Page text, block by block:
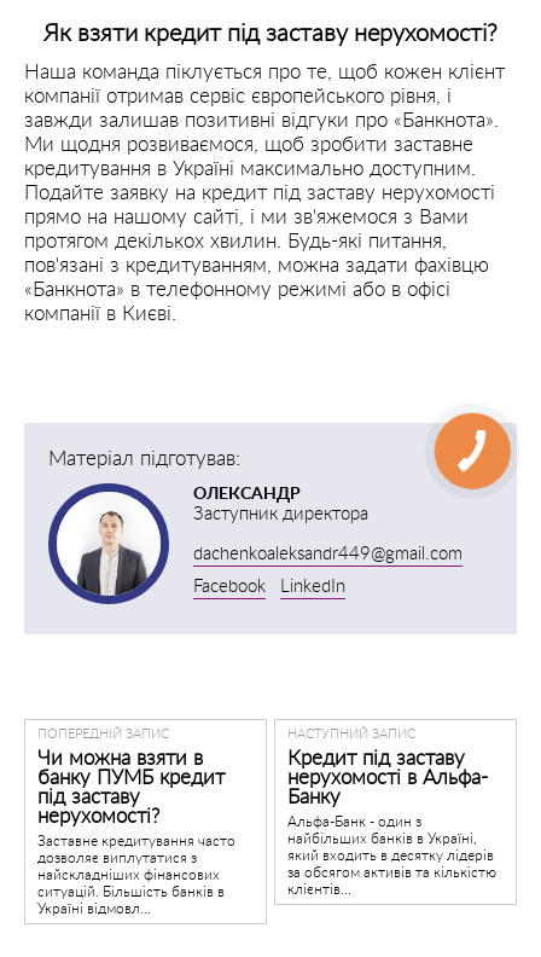
Як взяти кредит під заставу нерухомості?
Наша команда піклується про те, щоб кожен клієнт
компанії отримав сервіс європейського рівня, і
завжди залишав позитивні відгуки про «Банкнота».
Ми щодня розвиваємося, щоб зробити заставне
кредитування в Україні максимально доступним.
Подайте заявку на кредит під заставу нерухомості
прямо на нашому сайті, і ми зв'яжемося з Вами
протягом декількох хвилин. Будь-які питання,
пов'язані з кредитуванням, можна задати фахівцю
«Банкнота» в телефонному режимі або в офісі
компанії в Києві.
Матеріал підготував:
ОЛЕКСАНДР
Заступник директора
dachenkoaleksandr449@gmail.com
Facebook
LinkedIn
ПОПЕРЕДНІЙ ЗАПИС
Чи можна взяти в
банку ПУМБ кредит
під заставу
нерухомості?
Заставне кредитування часто
дозволяє виплутатися з
найскладніших фінансових
ситуацій. Більшість банків в
Україні відмовл...
НАСТУПНИЙ ЗАПИС
Кредит під заставу
нерухомості в Альфа-
Банку
Альфа-Банк - один з
найбільших банків в Україні,
який входить в десятку лідерів
за обсягом активів та кількістю
клієнтів...